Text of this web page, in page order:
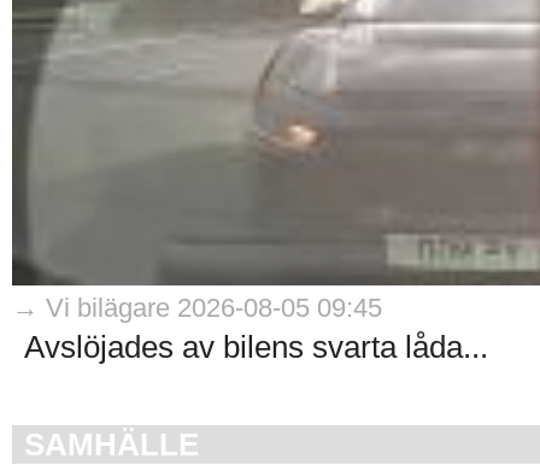
→ Vi bilägare 2026-08-05 09:45
Avslöjades av bilens svarta låda...
SAMHÄLLE